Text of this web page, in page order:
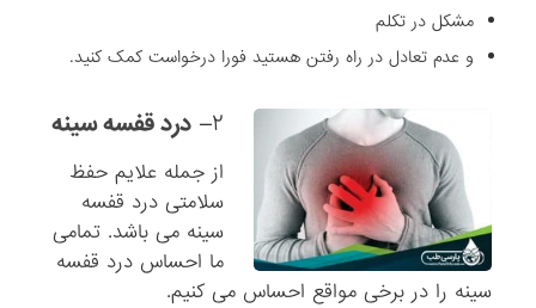
مشکل در تکلم
و عدم تعادل در راه رفتن هستید فورا درخواست کمک کنید.
۲–درد قفسه سینه
از جمله علایم حفظ
سلامتی درد قفسه
سینه می باشد. تمامی
ما احساس درد قفسه
سینه را در برخی مواقع احساس می کنیم.